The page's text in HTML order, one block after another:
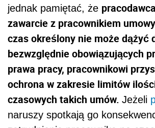
jednak pamiętać, że
zawarcie z pracownikiem
czas określony nie może dążyć
bezwzględnie obowiązujących
prawa pracy, pracownikowi
ochrona w zakresie limitów
czasowych takich umów. Jeżeli
naruszy spotkają go